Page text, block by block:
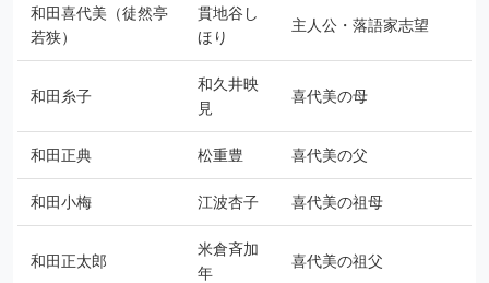
和田喜代美（徒然亭
若狭）
貫地谷し
ほり
主人公・落語家志望
和田糸子
和久井映
見
喜代美の母
和田正典 松重豊 喜代美の父
和田小梅 江波杏子 喜代美の祖母
和田正太郎
米倉斉加
年
喜代美の祖父